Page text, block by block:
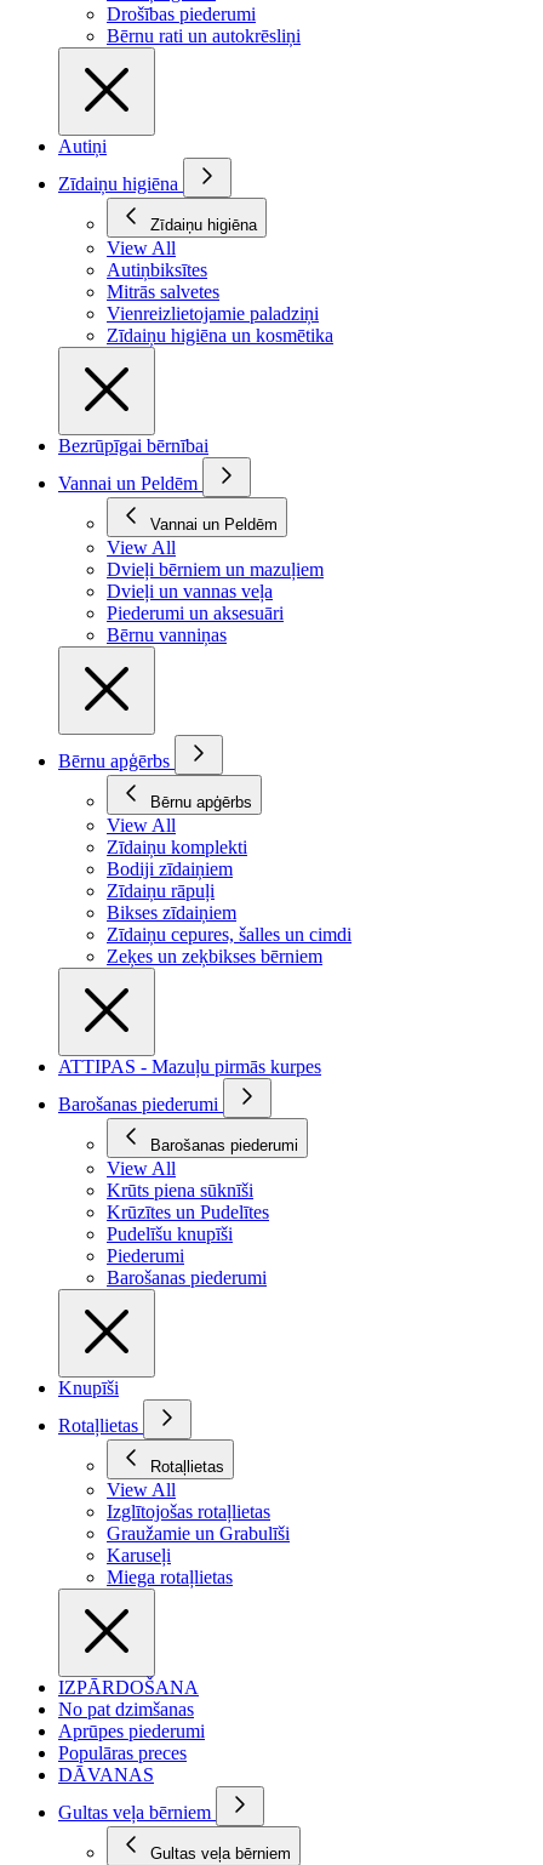
Drošības piederumi
Bērnu rati un autokrēsliņi
Autiņi
Zīdaiņu higiēna
Zīdaiņu higiēna
View All
Autiņbiksītes
Mitrās salvetes
Vienreizlietojamie paladziņi
Zīdaiņu higiēna un kosmētika
Bezrūpīgai bērnībai
Vannai un Peldēm
Vannai un Peldēm
View All
Dvieļi bērniem un mazuļiem
Dvieļi un vannas veļa
Piederumi un aksesuāri
Bērnu vanniņas
Bērnu apģērbs
Bērnu apģērbs
View All
Zīdaiņu komplekti
Bodiji zīdaiņiem
Zīdaiņu rāpuļi
Bikses zīdaiņiem
Zīdaiņu cepures, šalles un cimdi
Zeķes un zeķbikses bērniem
ATTIPAS - Mazuļu pirmās kurpes
Barošanas piederumi
Barošanas piederumi
View All
Krūts piena sūknīši
Krūzītes un Pudelītes
Pudelīšu knupīši
Piederumi
Barošanas piederumi
Knupīši
Rotaļlietas
Rotaļlietas
View All
Izglītojošas rotaļlietas
Graužamie un Grabulīši
Karuseļi
Miega rotaļlietas
IZPĀRDOŠANA
No pat dzimšanas
Aprūpes piederumi
Populāras preces
DĀVANAS
Gultas veļa bērniem
Gultas veļa bērniem